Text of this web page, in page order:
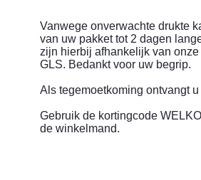
Vanwege onverwachte drukte
van uw pakket tot 2 dagen
zijn hierbij afhankelijk van
GLS. Bedankt voor uw begrip.
Als tegemoetkoming ontvangt u
Gebruik de kortingcode
de winkelmand.